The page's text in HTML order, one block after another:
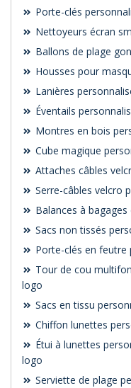
Porte-clés
Nettoyeurs écran
Ballons de plage
Housses pour
Lanières
Éventails
Montres en bois
Cube magique
Attaches câbles
Serre-câbles velcro
Balances à
Sacs non tissés
Porte-clés en feutre
Tour de cou
logo
Sacs en tissu
Chiffon lunettes
Étui à lunettes
logo
Serviette de plage